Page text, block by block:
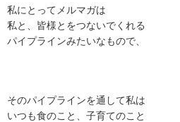
私にとってメルマガは
私と、皆様とをつないでくれる
パイプラインみたいなもので、
そのパイプラインを通して私は
いつも食のこと、子育てのこと